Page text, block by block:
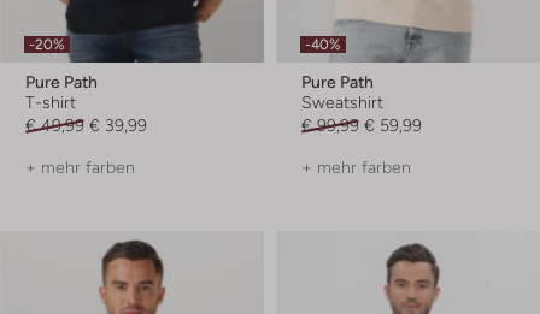
-20%
Pure Path
T-shirt
€ 49,99 € 39,99
+ mehr farben
-40%
Pure Path
Sweatshirt
€ 99,99 € 59,99
+ mehr farben